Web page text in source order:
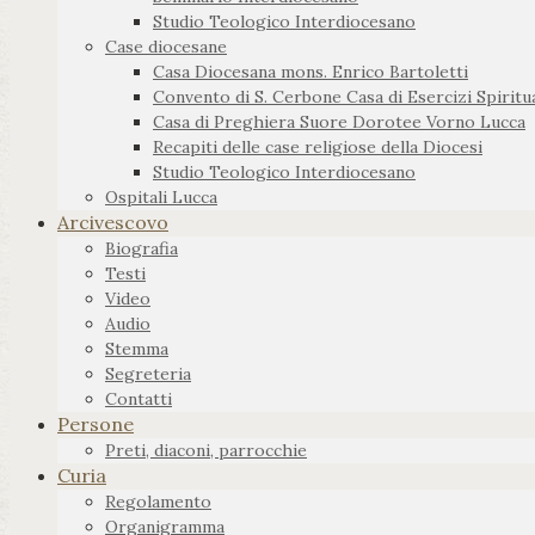
Studio Teologico Interdiocesano
Case diocesane
Casa Diocesana mons. Enrico Bartoletti
Convento di S. Cerbone Casa di Esercizi
Casa di Preghiera Suore Dorotee Vorno Lucca
Recapiti delle case religiose della Diocesi
Studio Teologico Interdiocesano
Ospitali Lucca
Arcivescovo
Biografia
Testi
Video
Audio
Stemma
Segreteria
Contatti
Persone
Preti, diaconi, parrocchie
Curia
Regolamento
Organigramma